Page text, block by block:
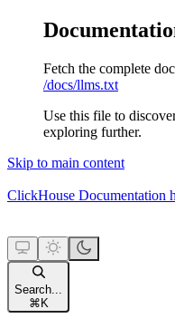
Fetch the complete
/docs/llms.txt
Use this file to
exploring further.
Skip to main content
ClickHouse Documentation
Search...
⌘ K